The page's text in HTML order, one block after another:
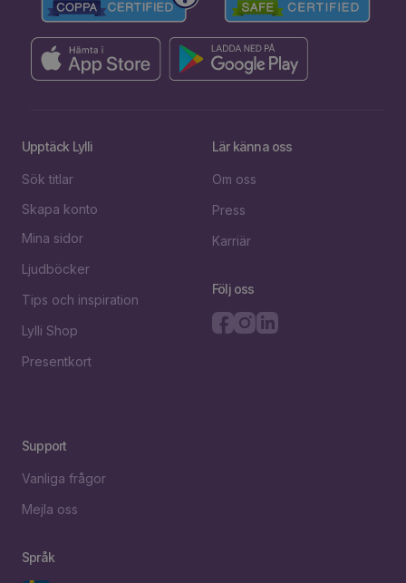
Upptäck Lylli
Sök titlar
Skapa konto
Mina sidor
Ljudböcker
Tips och inspiration
Lylli Shop
Presentkort
Lär känna oss
Om oss
Press
Karriär
Följ oss
Support
Vanliga frågor
Mejla oss
Språk